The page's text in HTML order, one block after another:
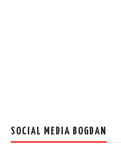
SOCIAL MEDIA BOGDAN